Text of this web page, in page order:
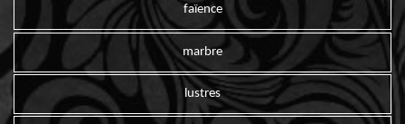
faïence
marbre
lustres